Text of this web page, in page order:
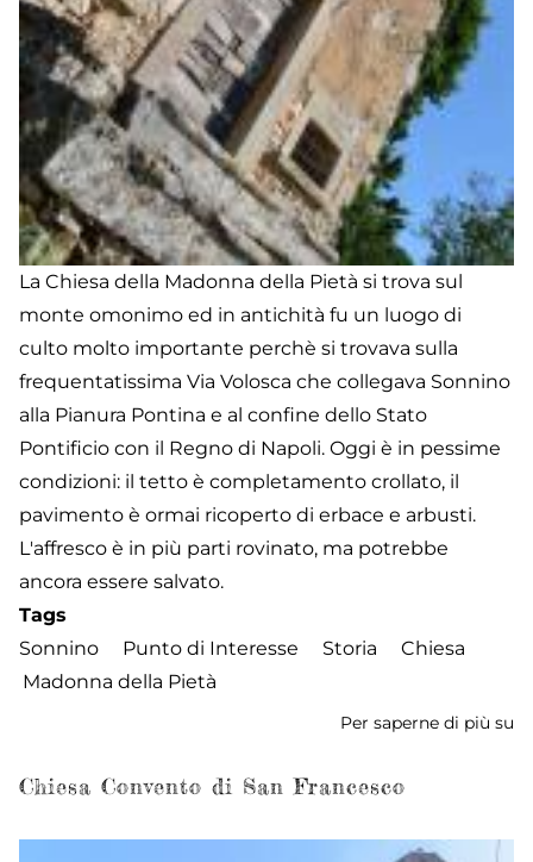
La Chiesa della Madonna della Pietà si trova sul
monte omonimo ed in antichità fu un luogo di
culto molto importante perchè si trovava sulla
frequentatissima Via Volosca che collegava Sonnino
alla Pianura Pontina e al confine dello Stato
Pontificio con il Regno di Napoli. Oggi è in pessime
condizioni: il tetto è completamento crollato, il
pavimento è ormai ricoperto di erbace e arbusti.
L'affresco è in più parti rovinato, ma potrebbe
ancora essere salvato.
Tags
Sonnino
Punto di Interesse Storia
Chiesa
Madonna della Pietà
Per saperne di più su
Chiesa Convento di San Francesco